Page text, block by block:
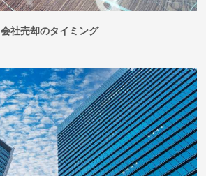
会社売却のタイミング